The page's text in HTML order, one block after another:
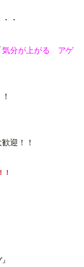
・
気分が上がる アゲ
！
迎！！
！